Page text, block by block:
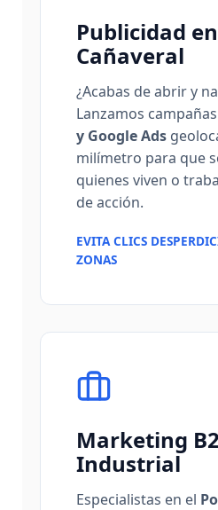
Publicidad
Cañaveral
¿Acabas de abrir y
Lanzamos
y Google Ads
milímetro para que
quienes viven o
de acción.
EVITA CLICS
ZONAS
Marketing
Industrial
Especialistas en el